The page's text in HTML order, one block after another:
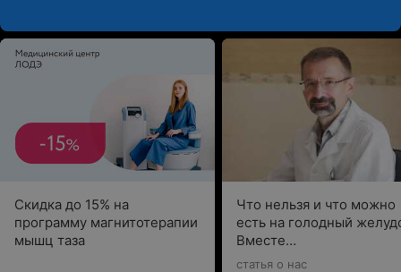
Скидка до 15% на
программу магнитотерапии
мышц таза
Что нельзя и что можно
есть на голодный
Вместе
с гастроэнтерологом
статья о нас